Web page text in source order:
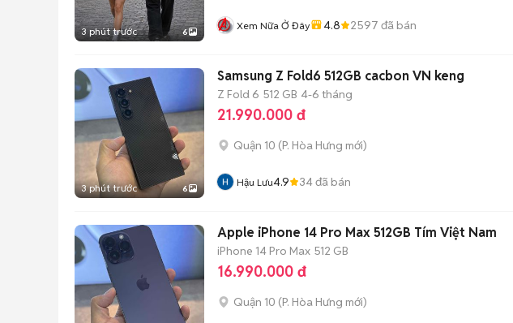
3 phút trước 6 Xem Nữa Ở Đây 4.8 2597 đã bán
3 phút trước 6
Samsung Z Fold6 512GB cacbon VN keng
Z Fold 6 512 GB 4-6 tháng
21.990.000 đ
Quận 10 (P. Hòa Hưng mới)
Hậu Lưu4.9 34đã bán
Apple iPhone 14 Pro Max 512GB Tím Việt Nam
iPhone 14 Pro Max 512 GB
16.990.000 đ
Quận 10 (P. Hòa Hưng mới)